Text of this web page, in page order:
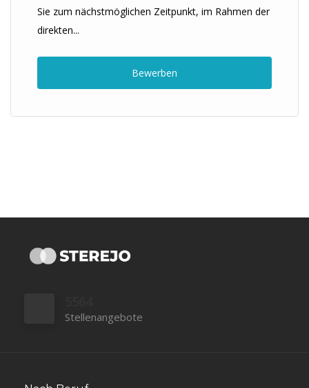
Sie zum nächstmöglichen Zeitpunkt, im Rahmen der
direkten...
Bewerben
Stellenangebote